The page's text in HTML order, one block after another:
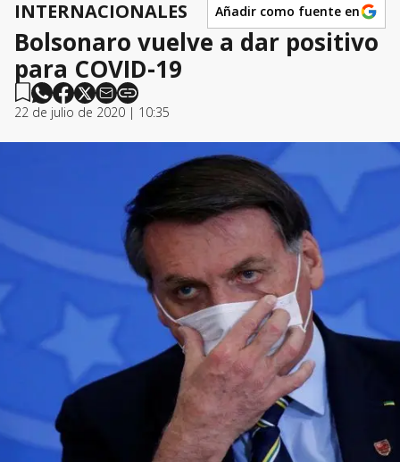
INTERNACIONALES Añadir como fuente en
Bolsonaro vuelve a dar positivo
para COVID-19
22 de julio de 2020 | 10:35